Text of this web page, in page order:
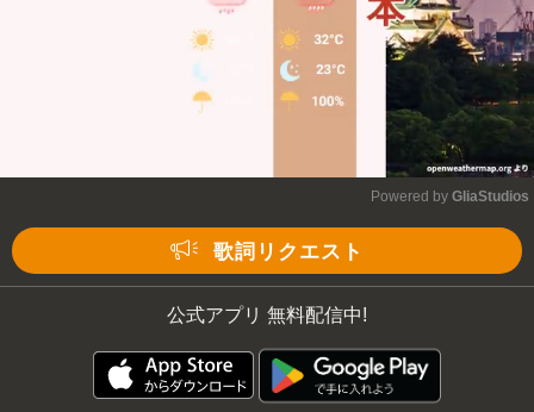
Powered by GliaStudios
歌詞リクエスト
公式アプリ 無料配信中!